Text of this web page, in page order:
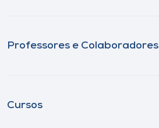
Professores e Colaboradores
Cursos